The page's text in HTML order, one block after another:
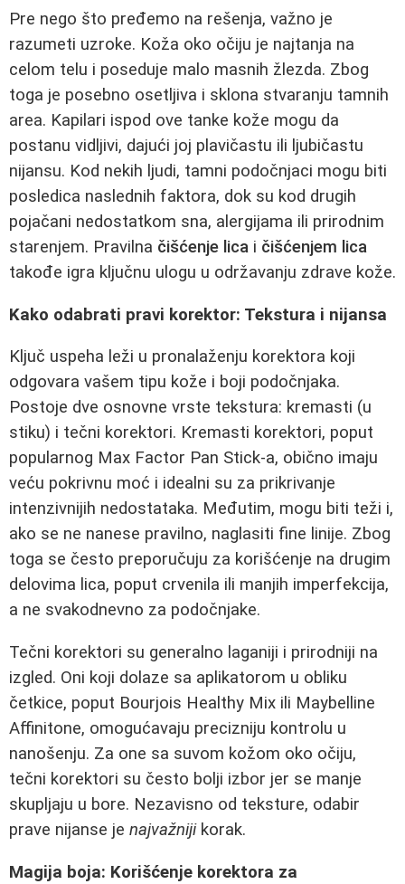
Pre nego što pređemo na rešenja, važno je
razumeti uzroke. Koža oko očiju je najtanja na
celom telu i poseduje malo masnih žlezda. Zbog
toga je posebno osetljiva i sklona stvaranju tamnih
area. Kapilari ispod ove tanke kože mogu da
postanu vidljivi, dajući joj plavičastu ili ljubičastu
nijansu. Kod nekih ljudi, tamni podočnjaci mogu biti
posledica naslednih faktora, dok su kod drugih
pojačani nedostatkom sna, alergijama ili prirodnim
starenjem. Pravilna čišćenje lica i čišćenjem lica
takođe igra ključnu ulogu u održavanju zdrave kože.
Kako odabrati pravi korektor: Tekstura i nijansa
Ključ uspeha leži u pronalaženju korektora koji
odgovara vašem tipu kože i boji podočnjaka.
Postoje dve osnovne vrste tekstura: kremasti (u
stiku) i tečni korektori. Kremasti korektori, poput
popularnog Max Factor Pan Stick-a, obično imaju
veću pokrivnu moć i idealni su za prikrivanje
intenzivnijih nedostataka. Međutim, mogu biti teži i,
ako se ne nanese pravilno, naglasiti fine linije. Zbog
toga se često preporučuju za korišćenje na drugim
delovima lica, poput crvenila ili manjih imperfekcija,
a ne svakodnevno za podočnjake.
Tečni korektori su generalno laganiji i prirodniji na
izgled. Oni koji dolaze sa aplikatorom u obliku
četkice, poput Bourjois Healthy Mix ili Maybelline
Affinitone, omogućavaju precizniju kontrolu u
nanošenju. Za one sa suvom kožom oko očiju,
tečni korektori su često bolji izbor jer se manje
skupljaju u bore. Nezavisno od teksture, odabir
prave nijanse je najvažnijikorak.
Magija boja: Korišćenje korektora za